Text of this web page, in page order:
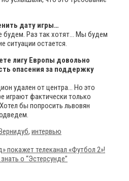
дату игры…
будем. Раз так хотят… Мы будем
ситуации остается.
лигу Европы довольно
опасения за поддержку
удален от центра… Но это
играют фактически только
бы попросить львовян
, интервью
покажет телеканал «Футбол 2»!
о “Эстерсунде”